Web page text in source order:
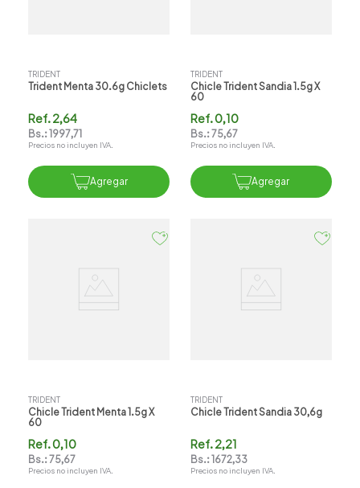
TRIDENT
Trident Menta 30.6g Chiclets
Ref.2,64
Bs.:1997,71
Precios no incluyen IVA.
Agregar
TRIDENT
Chicle Trident Sandia 1.5g X
60
Ref.0,10
Bs.:75,67
Precios no incluyen IVA.
Agregar
TRIDENT
Chicle Trident Menta 1.5g X
60
Ref.0,10
Bs.:75,67
Precios no incluyen IVA.
TRIDENT
Chicle Trident Sandia 30,6g
Ref.2,21
Bs.:1672,33
Precios no incluyen IVA.